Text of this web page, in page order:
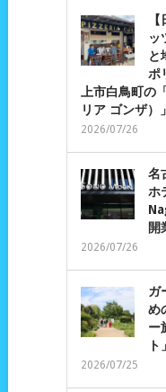
ッ
と
ポ
上市白鳥町
リア ゴンザ）」
2026/07/26
名
ホ
開
2026/07/26
ガ
め
ー
ト」
2026/07/25